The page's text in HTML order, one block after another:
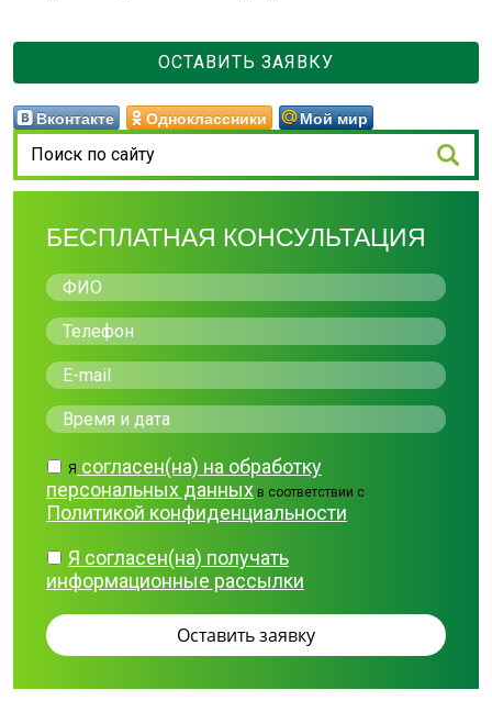
ОСТАВИТЬ ЗАЯВКУ
Вконтакте Одноклассники Мой мир
БЕСПЛАТНАЯ КОНСУЛЬТАЦИЯ
Я согласен(на) на обработку
персональных данных в соответствии с
Политикой конфиденциальности
Я согласен(на) получать
информационные рассылки